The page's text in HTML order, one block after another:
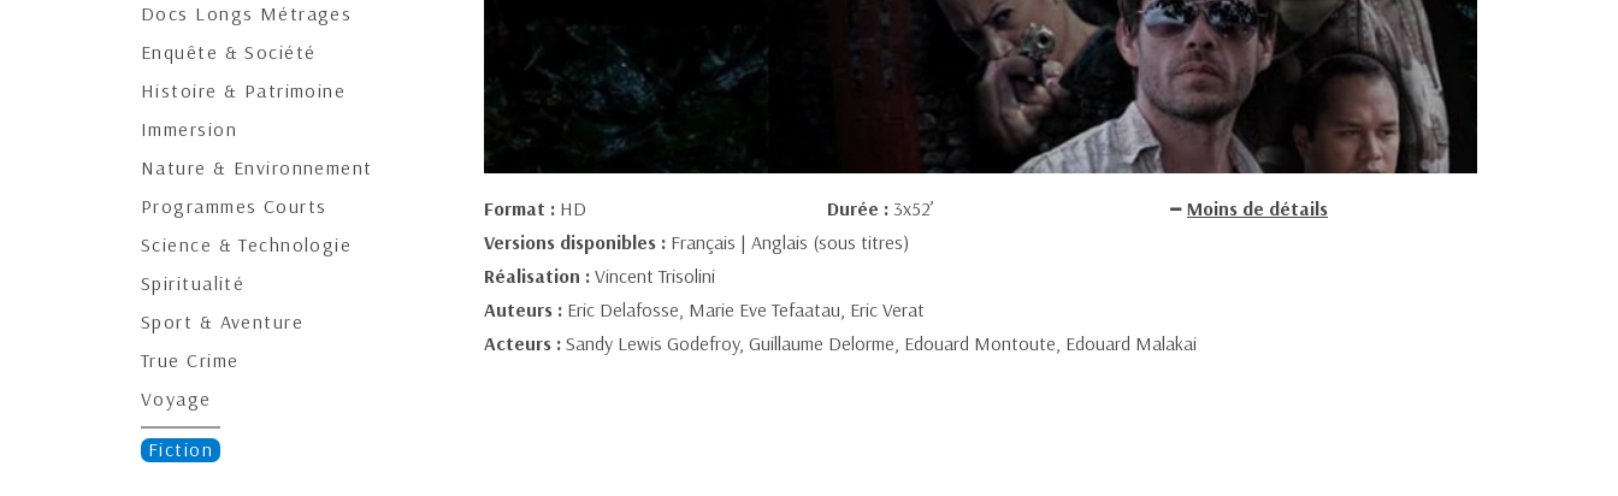
Docs Longs Métrages
Enquête & Société
Histoire & Patrimoine
Immersion
Nature & Environnement
Programmes Courts
Science & Technologie
Spiritualité
Sport & Aventure
True Crime
Voyage
Fiction
Format : HD Durée : 3x52’
Moins de détails
Versions disponibles : Français | Anglais (sous titres)
Réalisation : Vincent Trisolini
Auteurs : Eric Delafosse, Marie Eve Tefaatau, Eric Verat
Acteurs : Sandy Lewis Godefroy, Guillaume Delorme, Edouard Montoute, Edouard Malakai